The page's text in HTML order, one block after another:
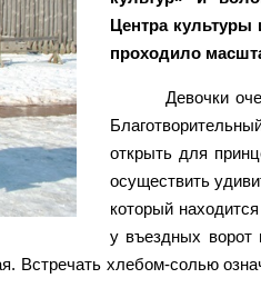
Центра культуры
проходило
Девочки
открыть для
осуществить
который
у въездных ворот
Встречать хлебом-солью